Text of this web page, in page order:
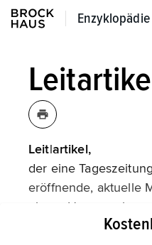
Enzyklopädie
Enzyklopädie
Leit|artikel,
der eine
eröffnende, aktuelle
einem Herausgeber,
Chefredaktion,